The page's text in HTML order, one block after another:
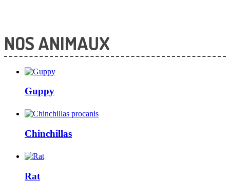
NOS ANIMAUX
Guppy
Chinchillas
Rat